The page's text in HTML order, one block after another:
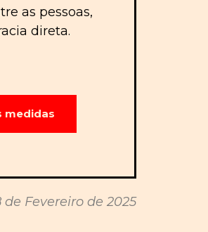
as pessoas,
direta.
medidas
Fevereiro de 2025